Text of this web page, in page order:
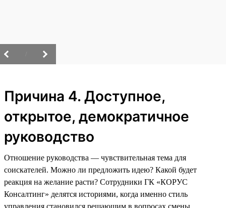
Причина 4. Доступное,
открытое, демократичное
руководство
Отношение руководства — чувствительная тема для
соискателей. Можно ли предложить идею? Какой будет
реакция на желание расти? Сотрудники ГК «КОРУС
Консалтинг» делятся историями, когда именно стиль
управления становился решающим в вопросах смены